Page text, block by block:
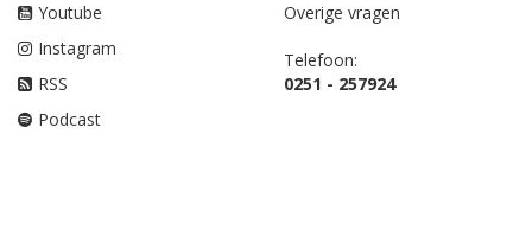
Youtube
Instagram
RSS
Podcast
Overige vragen
Telefoon:
0251 - 257924